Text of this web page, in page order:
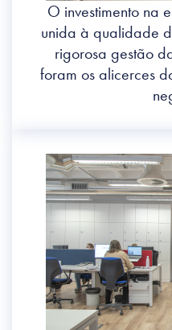
O investimento na
unida à qualidade
rigorosa gestão
foram os alicerces